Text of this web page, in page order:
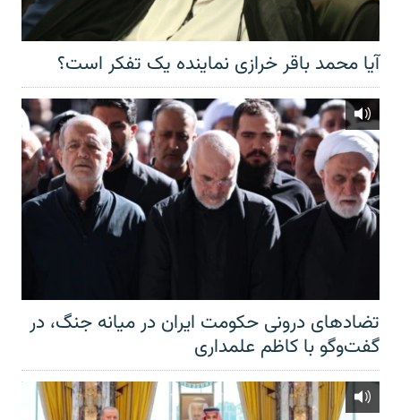
آیا محمد باقر خرازی نماینده یک تفکر است؟
تضادهای درونی حکومت ایران در میانه جنگ، در
گفت‌‌وگو با کاظم علمداری